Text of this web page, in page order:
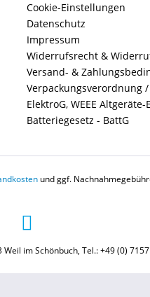
Cookie-Einstellungen
Datenschutz
Impressum
Widerrufsrecht &
Versand- &
Verpackungsverordnung /
ElektroG, WEEE
Batteriegesetz - BattG
und ggf.
im Schönbuch, Tel.: +49 (0)